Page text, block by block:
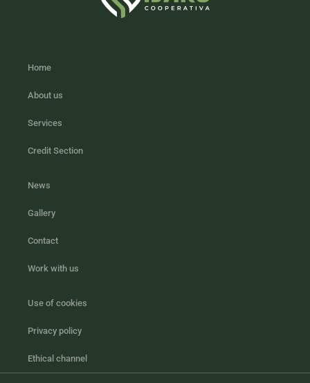
Home
About us
Services
Credit Section
News
Gallery
Contact
Work with us
Use of cookies
Privacy policy
Ethical channel